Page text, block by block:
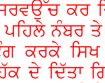
ਕਰ
ਨੰਬਰ
ਕਰਕੇ ਸਿਖ
ਦੇ ਦਿੱਤਾ